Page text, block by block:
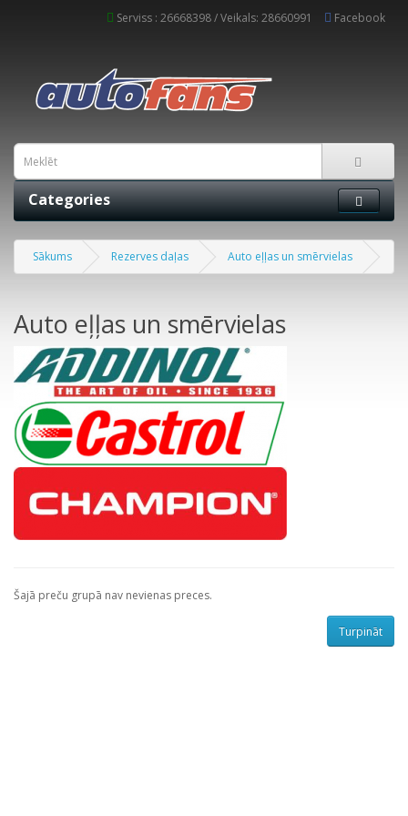
Serviss : 26668398 / Veikals: 28660991 Facebook
Categories
Sākums Rezerves daļas Auto eļļas un smērvielas
Auto eļļas un smērvielas
Šajā preču grupā nav nevienas preces.
Turpināt